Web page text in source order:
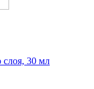
слоя, 30 мл